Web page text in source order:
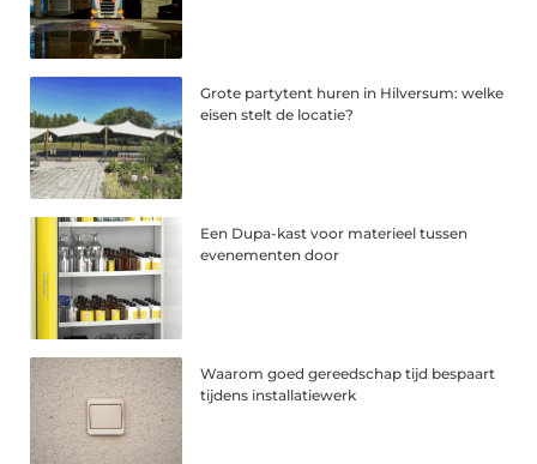
Grote partytent huren in Hilversum: welke
eisen stelt de locatie?
Een Dupa-kast voor materieel tussen
evenementen door
Waarom goed gereedschap tijd bespaart
tijdens installatiewerk